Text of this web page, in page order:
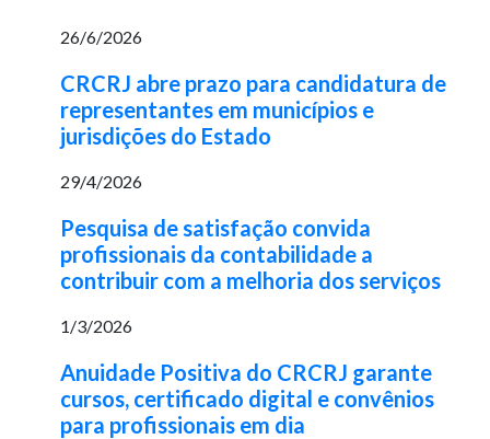
26/6/2026
CRCRJ abre prazo para candidatura de
representantes em municípios e
jurisdições do Estado
29/4/2026
Pesquisa de satisfação convida
profissionais da contabilidade a
contribuir com a melhoria dos serviços
1/3/2026
Anuidade Positiva do CRCRJ garante
cursos, certificado digital e convênios
para profissionais em dia